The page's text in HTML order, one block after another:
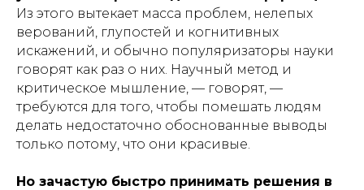
Из этого вытекает масса проблем, нелепых
верований, глупостей и когнитивных
искажений, и обычно популяризаторы науки
говорят как раз о них. Научный метод и
критическое мышление, — говорят, —
требуются для того, чтобы помешать людям
делать недостаточно обоснованные выводы
только потому, что они красивые.
Но зачастую быстро принимать решения в